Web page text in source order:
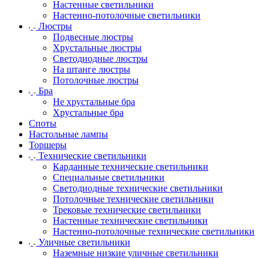
Настенные светильники
Настенно-потолочные светильники
Люстры
Подвесные люстры
Хрустальные люстры
Светодиодные люстры
На штанге люстры
Потолочные люстры
Бра
Не хрустальные бра
Хрустальные бра
Споты
Настольные лампы
Торшеры
Технические светильники
Карданные технические светильники
Специальные светильники
Светодиодные технические светильники
Потолочные технические светильники
Трековые технические светильники
Настенные технические светильники
Настенно-потолочные технические светильники
Уличные светильники
Наземные низкие уличные светильники